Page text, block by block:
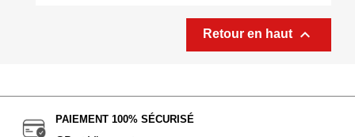
Retour en haut 
PAIEMENT 100% SÉCURISÉ